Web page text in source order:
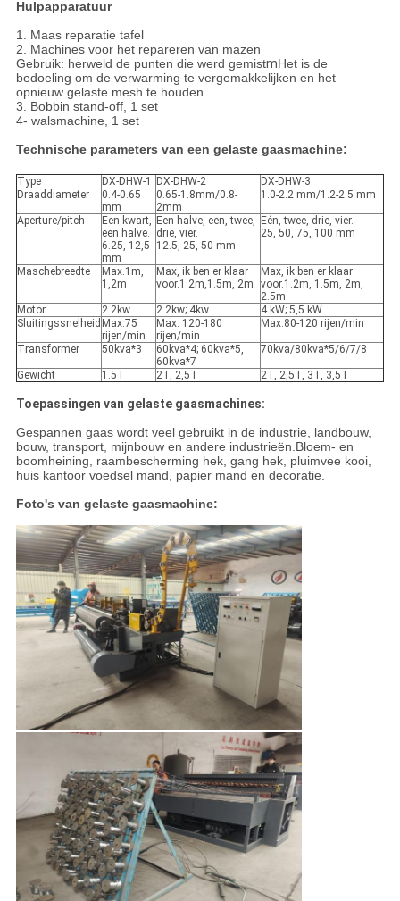
Hulpapparatuur
1. Maas reparatie tafel
2. Machines voor het repareren van mazen
Gebruik: herweld de punten die werd gemistmHet is de
bedoeling om de verwarming te vergemakkelijken en het
opnieuw gelaste mesh te houden.
3. Bobbin stand-off, 1 set
4- walsmachine, 1 set
Technische parameters van een gelaste gaasmachine:
Type DX-DHW-1 DX-DHW-2
DX-DHW-3
Draaddiameter
0.4-0.65
mm
0.65-1.8mm/0.8-
2mm
1.0-2.2 mm/1.2-2.5 mm
Aperture/pitch
Een kwart,
een halve.
6.25, 12,5
mm
Een halve, een, twee,
drie, vier.
12.5, 25, 50 mm
Eén, twee, drie, vier.
25, 50, 75, 100 mm
Maschebreedte
Max.1m,
1,2m
Max, ik ben er klaar
voor.1.2m,1.5m, 2m
Max, ik ben er klaar
voor.1.2m, 1.5m, 2m,
2.5m
Motor
2.2kw 2.2kw; 4kw
4 kW; 5,5 kW
Sluitingssnelheid Max.75
rijen/min
Max. 120-180
rijen/min
Max.80-120 rijen/min
Transformer 50kva*3
60kva*4; 60kva*5,
60kva*7
70kva/80kva*5/6/7/8
Gewicht 1.5T 2T, 2,5T 2T, 2,5T, 3T, 3,5T
Toepassingen van gelaste gaasmachines:
Gespannen gaas wordt veel gebruikt in de industrie, landbouw,
bouw, transport, mijnbouw en andere industrieën.Bloem- en
boomheining, raambescherming hek, gang hek, pluimvee kooi,
huis kantoor voedsel mand, papier mand en decoratie.
Foto's van gelaste gaasmachine: